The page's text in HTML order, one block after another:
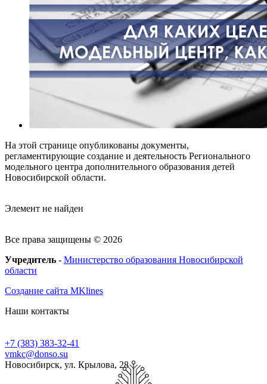
На этой странице опубликованы документы,
регламентирующие создание и деятельность Регионального
модельного центра дополнительного образования детей
Новосибирской области.
Элемент не найден
Все права защищены © 2026
Учредитель - Министерство образования Новосибирской
области
Создание сайта MKlines
Наши контакты
+7 (383) 383-32-41
vmkc@donso.su
Новосибирск, ул. Крылова, 28